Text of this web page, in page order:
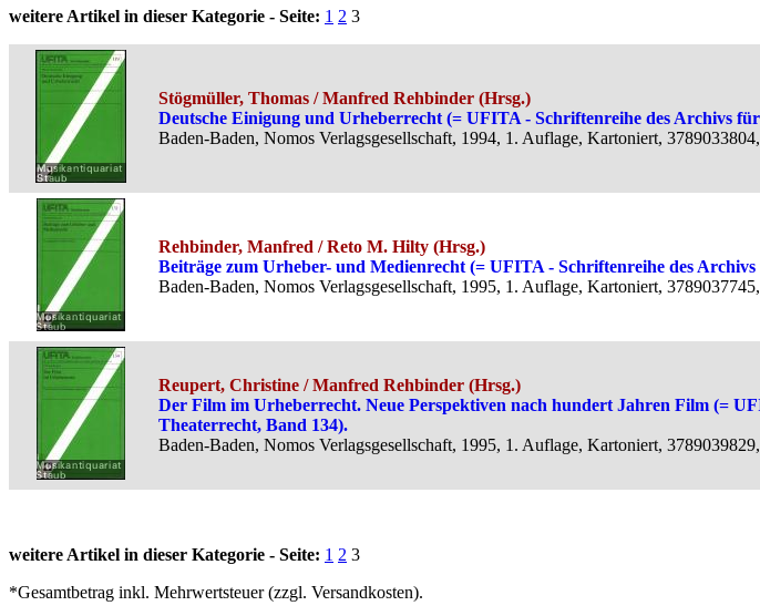
weitere Artikel in dieser Kategorie - Seite: 1 2 3
Stögmüller, Thomas / Manfred Rehbinder (Hrsg.)
Deutsche Einigung und Urheberrecht (= UFITA - Schriftenreihe des Archivs
Baden-Baden, Nomos Verlagsgesellschaft, 1994, 1. Auflage, Kartoniert,
Rehbinder, Manfred / Reto M. Hilty (Hrsg.)
Beiträge zum Urheber- und Medienrecht (= UFITA - Schriftenreihe des
Baden-Baden, Nomos Verlagsgesellschaft, 1995, 1. Auflage, Kartoniert,
Reupert, Christine / Manfred Rehbinder (Hrsg.)
Der Film im Urheberrecht. Neue Perspektiven nach hundert Jahren Film (=
Theaterrecht, Band 134).
Baden-Baden, Nomos Verlagsgesellschaft, 1995, 1. Auflage, Kartoniert,
weitere Artikel in dieser Kategorie - Seite: 1 2 3
*Gesamtbetrag inkl. Mehrwertsteuer (zzgl. Versandkosten).